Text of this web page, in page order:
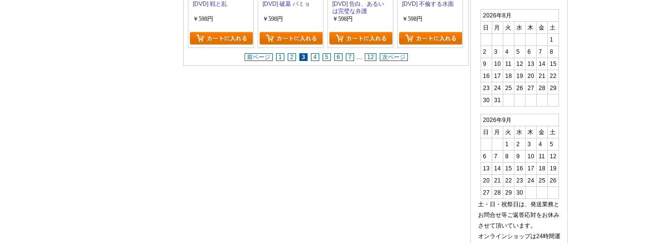
[DVD] 戦と乱
￥598円
[DVD] 破墓 パミョ
￥598円
[DVD] 告白、あるい
は完璧な弁護
￥598円
[DVD] 不倫する水面
￥598円
前ページ 1 2 3 4 5 6 7 … 12 次ページ
2026年8月
日
月 火 水 木 金
土
1
2
3 4 5 6 7
8
9
10 11 12 13 14
15
16
17 18 19 20 21
22
23
24 25 26 27 28
29
30
31
2026年9月
日
月 火 水 木 金
土
1
2 3 4
5
6
7 8 9 10 11
12
13
14 15 16 17 18
19
20
21 22 23 24 25
26
27
28 29
30
土・日・祝祭日は、発送業務と
お問合せ等ご返答応対をお休み
させて頂いています。
オンラインショップは24時間運